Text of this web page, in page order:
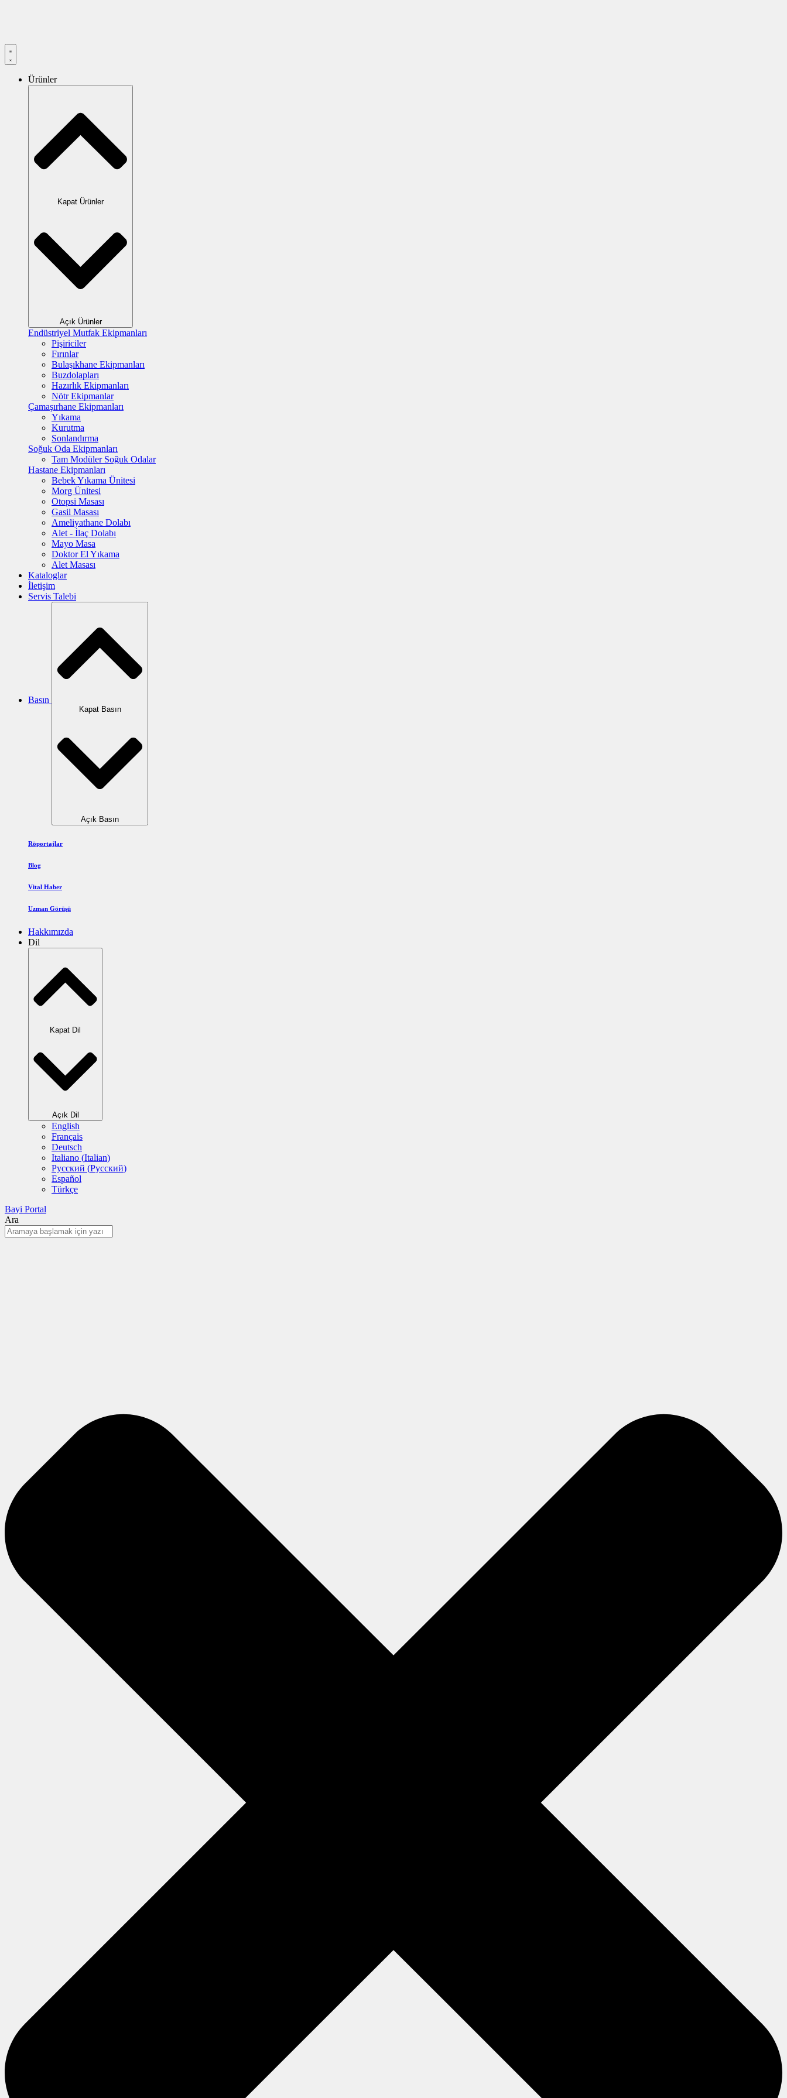
Ürünler
Kapat Ürünler
Açık Ürünler
Endüstriyel Mutfak Ekipmanları
Pişiriciler
Fırınlar
Bulaşıkhane Ekipmanları
Buzdolapları
Hazırlık Ekipmanları
Nötr Ekipmanlar
Çamaşırhane Ekipmanları
Yıkama
Kurutma
Sonlandırma
Soğuk Oda Ekipmanları
Tam Modüler Soğuk Odalar
Hastane Ekipmanları
Bebek Yıkama Ünitesi
Morg Ünitesi
Otopsi Masası
Gasil Masası
Ameliyathane Dolabı
Alet - İlaç Dolabı
Mayo Masa
Doktor El Yıkama
Alet Masası
Kataloglar
İletişim
Servis Talebi
Basın
Kapat Basın
Açık Basın
Röportajlar
Blog
Vital Haber
Uzman Görüşü
Hakkımızda
Dil
Kapat Dil
Açık Dil
English
Français
Deutsch
Italiano (Italian)
Русский (Pусский)
Español
Türkçe
Bayi Portal
Ara